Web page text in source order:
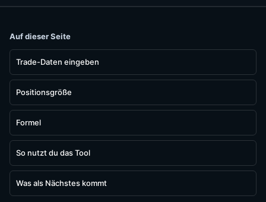
Auf dieser Seite
Trade-Daten eingeben
Positionsgröße
Formel
So nutzt du das Tool
Was als Nächstes kommt